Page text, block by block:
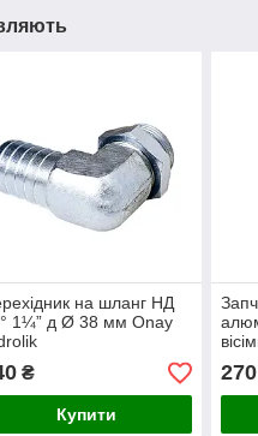
на шланг НД
1¼” д Ø 38 мм Onay
₴
Купити
270